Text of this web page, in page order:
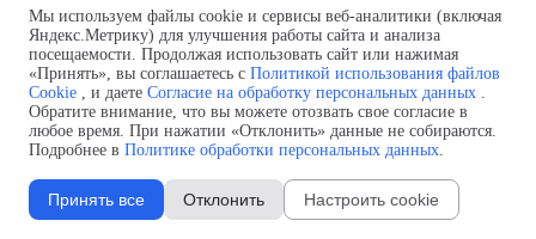
ESQ BA 88-40/1250М 1250A
Воздушные автоматические
выключатели ▼
ESQ ВА99-40B 3F M2C2S2 M
2500A
ESQ ВА99-40A 3F M2C2S2 М
800A
630A
ESQ ВА99-40A 3F M2C2S2 М
Мы используем файлы cookie и сервисы веб-аналитики (включая
Яндекс.Метрику) для улучшения работы сайта и анализа
посещаемости. Продолжая использовать сайт или нажимая
«Принять», вы соглашаетесь с Политикой использования файлов
Cookie , и даете Согласие на обработку персональных данных .
Обратите внимание, что вы можете отозвать свое согласие в
любое время. При нажатии «Отклонить» данные не собираются.
Подробнее в Политике обработки персональных данных.
Принять все Отклонить Настроить cookie